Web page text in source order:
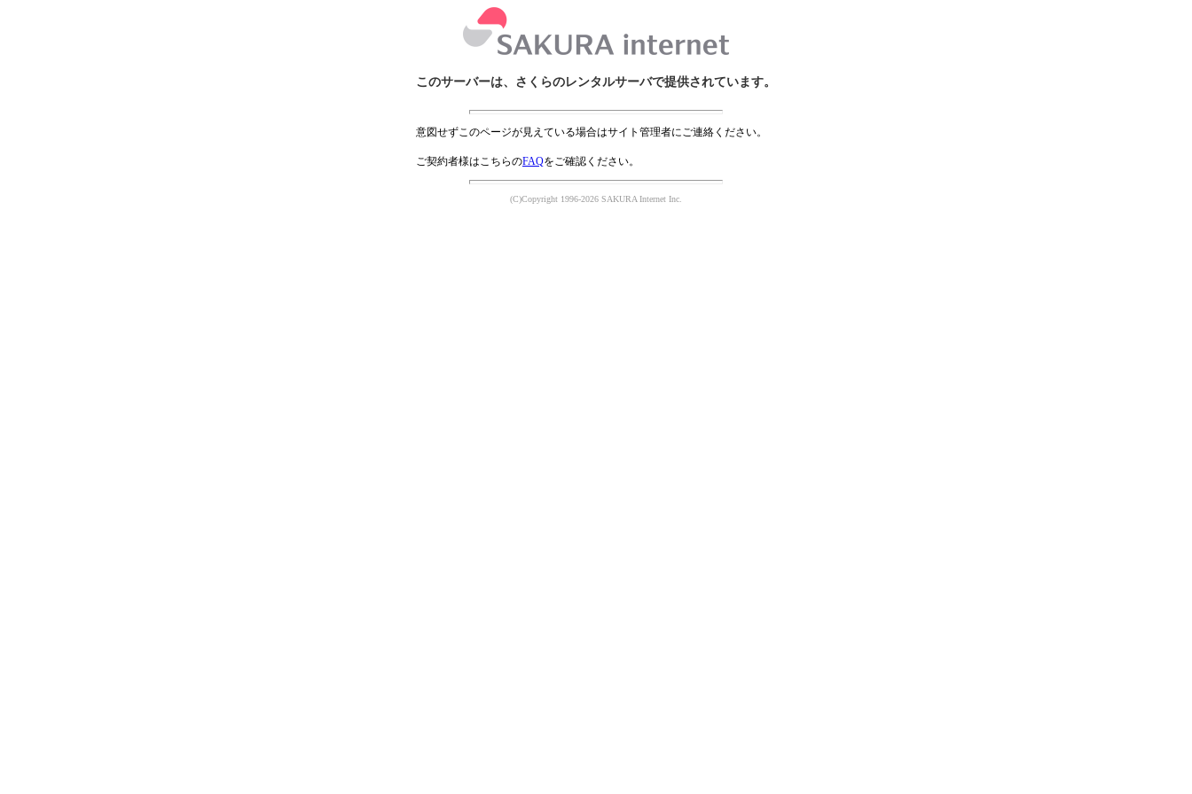
このサーバーは、さくらのレンタルサーバで提供されています。
意図せずこのページが見えている場合はサイト管理者にご連絡ください。
ご契約者様はこちらのFAQをご確認ください。
(C)Copyright 1996-2026 SAKURA Internet Inc.